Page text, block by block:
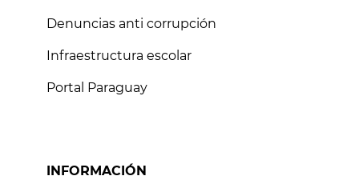
Denuncias anti corrupción
Infraestructura escolar
Portal Paraguay
INFORMACIÓN